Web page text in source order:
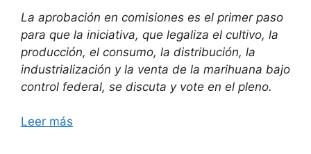
La aprobación en comisiones es el primer paso
para que la iniciativa, que legaliza el cultivo, la
producción, el consumo, la distribución, la
industrialización y la venta de la marihuana bajo
control federal, se discuta y vote en el pleno.
Leer más